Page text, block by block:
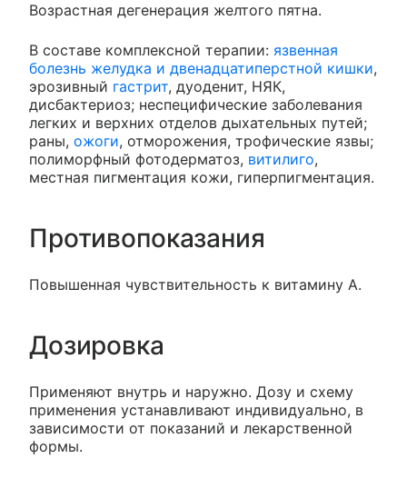
Возрастная дегенерация желтого пятна.
В составе комплексной терапии: язвенная
болезнь желудка и двенадцатиперстной кишки,
эрозивный гастрит, дуоденит, НЯК,
дисбактериоз; неспецифические заболевания
легких и верхних отделов дыхательных путей;
раны, ожоги, отморожения, трофические язвы;
полиморфный фотодерматоз, витилиго,
местная пигментация кожи, гиперпигментация.
Противопоказания
Повышенная чувствительность к витамину А.
Дозировка
Применяют внутрь и наружно. Дозу и схему
применения устанавливают индивидуально, в
зависимости от показаний и лекарственной
формы.